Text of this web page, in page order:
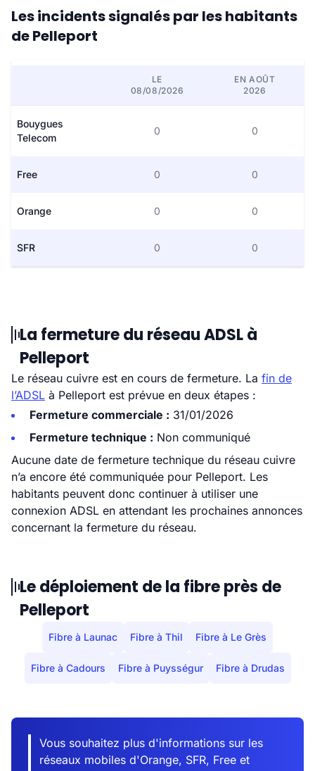
Les incidents signalés par les habitants
de Pelleport
LE
08/08/2026
EN AOÛT
2026
Bouygues
Telecom
0 0
Free 0 0
Orange 0 0
SFR 0 0
La fermeture du réseau ADSL à
Pelleport
Le réseau cuivre est en cours de fermeture. La fin de
l’ADSL à Pelleport est prévue en deux étapes :
Fermeture commerciale : 31/01/2026
Fermeture technique : Non communiqué
Aucune date de fermeture technique du réseau cuivre
n’a encore été communiquée pour Pelleport. Les
habitants peuvent donc continuer à utiliser une
connexion ADSL en attendant les prochaines annonces
concernant la fermeture du réseau.
Le déploiement de la fibre près de
Pelleport
Fibre à Launac Fibre à Thil Fibre à Le Grès
Fibre à Cadours Fibre à Puysségur Fibre à Drudas
Vous souhaitez plus d'informations sur les
réseaux mobiles d'Orange, SFR, Free et